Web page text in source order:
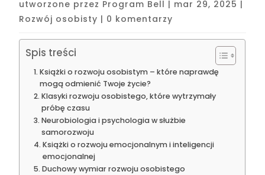
utworzone przez Program Bell | mar 29, 2025 |
Rozwój osobisty | 0 komentarzy
Spis treści
Książki o rozwoju osobistym – które naprawdę
mogą odmienić Twoje życie?
Klasyki rozwoju osobistego, które wytrzymały
próbę czasu
Neurobiologia i psychologia w służbie
samorozwoju
Książki o rozwoju emocjonalnym i inteligencji
emocjonalnej
Duchowy wymiar rozwoju osobistego